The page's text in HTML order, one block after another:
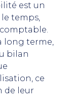
est un
temps,
long terme,
bilan
ce
de leur